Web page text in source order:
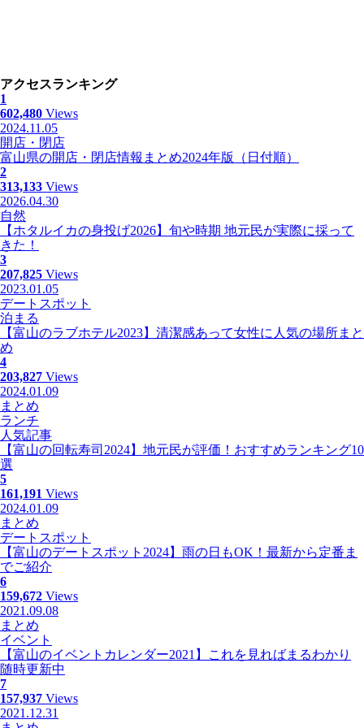
アクセスランキング
1
602,480 Views
2024.11.05
開店・閉店
富山県の開店・閉店情報まとめ2024年版（日付順）
2
313,133 Views
2026.04.30
自然
【ホタルイカの身投げ2026】旬や時期 地元民が実際に採って
きた！
3
207,825 Views
2023.01.05
デートスポット
泊まる
【富山のラブホテル2023】清潔感あって女性に人気の場所まと
め
4
203,827 Views
2024.01.09
まとめ
ランチ
人気記事
【富山の回転寿司2024】地元民が評価！おすすめランキング10
選
5
161,191 Views
2024.01.09
まとめ
デートスポット
【富山のデートスポット2024】雨の日もOK！最新から定番ま
でご紹介
6
159,672 Views
2021.09.08
まとめ
イベント
【富山のイベントカレンダー2021】これを見ればまるわかり
随時更新中
7
157,937 Views
2021.12.31